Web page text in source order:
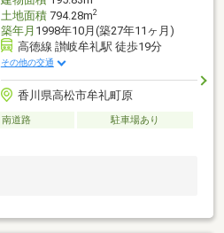
土地面積794.28m2
築年月 1998年10月(築27年11ヶ月)
高徳線 讃岐牟礼駅 徒歩19分
その他の交通
香川県高松市牟礼町原
南道路
駐車場あり